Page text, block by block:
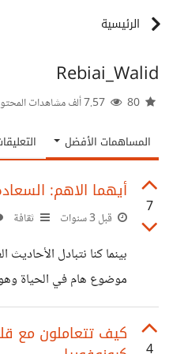
الرئيسية
Rebiai_Walid
المساهمات الأفضل
7
أيهما الاهم:
قبل 3 سنوات ثقافة
بينما كنا نتبادل
موضوع هام في الحياة وهو
صديقي يرى أن السعادة
وأكّدت انا أن الرضا هو
كيف تتعاملون مع